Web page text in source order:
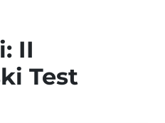
II
Test